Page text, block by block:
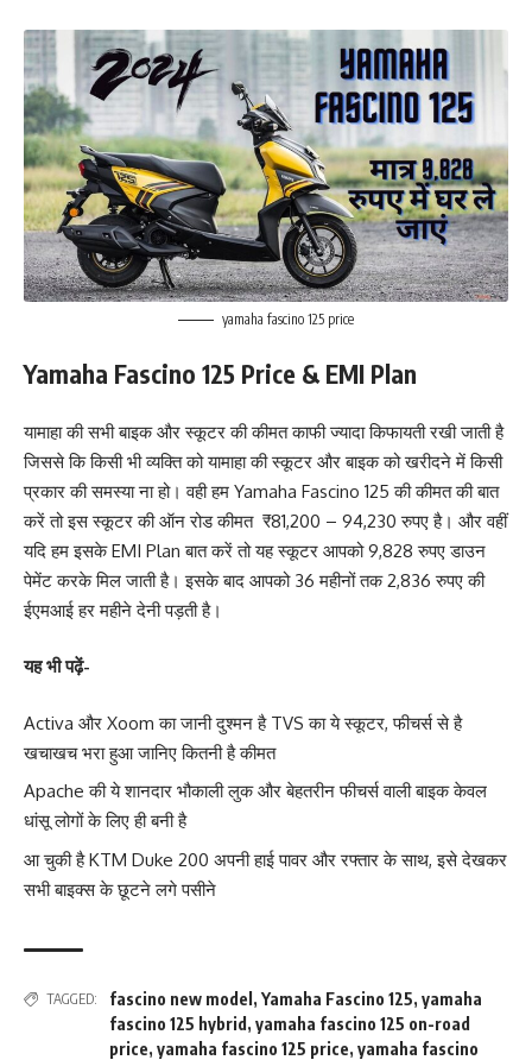
yamaha fascino 125 price
Yamaha Fascino 125 Price & EMI Plan
यामाहा की सभी बाइक और स्कूटर की कीमत काफी ज्यादा किफायती रखी जाती है
जिससे कि किसी भी व्यक्ति को यामाहा की स्कूटर और बाइक को खरीदने में किसी
प्रकार की समस्या ना हो। वही हम Yamaha Fascino 125 की कीमत की बात
करें तो इस स्कूटर की ऑन रोड कीमत ₹81,200 – 94,230 रुपए है। और वहीं
यदि हम इसके EMI Plan बात करें तो यह स्कूटर आपको 9,828 रुपए डाउन
पेमेंट करके मिल जाती है। इसके बाद आपको 36 महीनों तक 2,836 रुपए की
ईएमआई हर महीने देनी पड़ती है।
यह भी पढ़ें-
Activa और Xoom का जानी दुश्मन है TVS का ये स्कूटर, फीचर्स से है
खचाखच भरा हुआ जानिए कितनी है कीमत
Apache की ये शानदार भौकाली लुक और बेहतरीन फीचर्स वाली बाइक केवल
धांसू लोगों के लिए ही बनी है
आ चुकी है KTM Duke 200 अपनी हाई पावर और रफ्तार के साथ, इसे देखकर
सभी बाइक्स के छूटने लगे पसीने
TAGGED: fascino new model , Yamaha Fascino 125, yamaha
fascino 125 hybrid , yamaha fascino 125 on-road
price, yamaha fascino 125 price, yamaha fascino